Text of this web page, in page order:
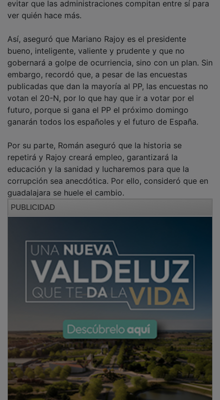
evitar que las administraciones compitan entre sí para
ver quién hace más.
Así, aseguró que Mariano Rajoy es el presidente
bueno, inteligente, valiente y prudente y que no
gobernará a golpe de ocurriencia, sino con un plan. Sin
embargo, recordó que, a pesar de las encuestas
publicadas que dan la mayoría al PP, las encuestas no
votan el 20-N, por lo que hay que ir a votar por el
futuro, porque si gana el PP el próximo domingo
ganarán todos los españoles y el futuro de España.
Por su parte, Román aseguró que la historia se
repetirá y Rajoy creará empleo, garantizará la
educación y la sanidad y lucharemos para que la
corrupción sea anecdótica. Por ello, consideró que en
guadalajara se huele el cambio.
PUBLICIDAD